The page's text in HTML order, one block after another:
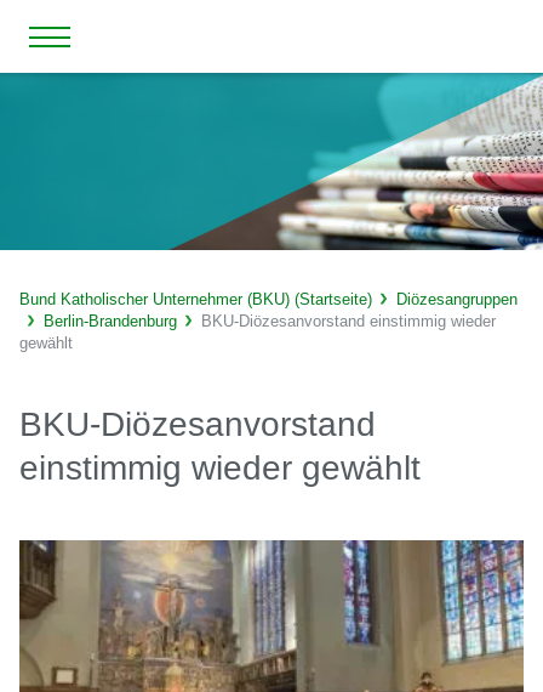
Bund Katholischer Unternehmer (BKU) (Startseite)
Diözesangruppen
Berlin-Brandenburg
BKU-Diözesanvorstand einstimmig wieder
gewählt
BKU-Diözesanvorstand
einstimmig wieder gewählt